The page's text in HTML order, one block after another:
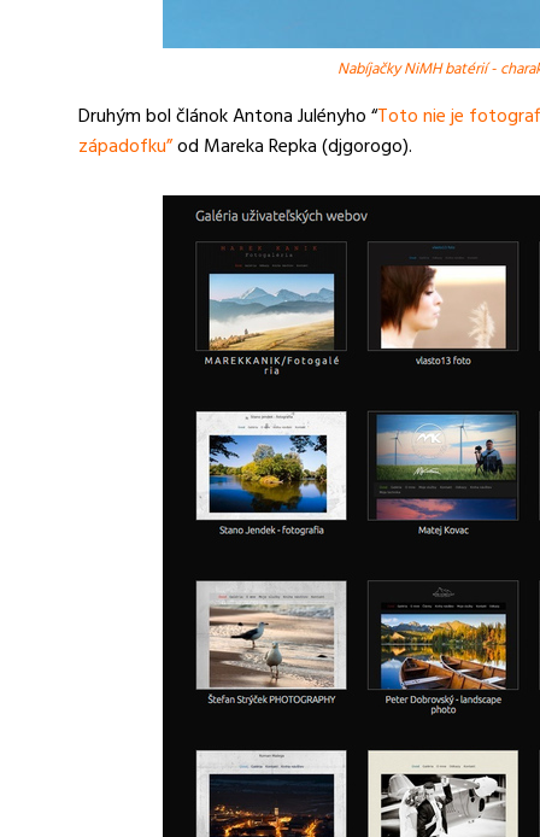
Nabíjačky NiMH batérií -
Druhým bol článok Antona Julényho “Toto nie je
západofku”od Mareka Repka (djgorogo).